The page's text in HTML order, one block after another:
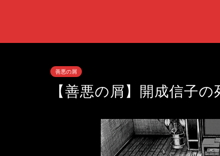
善悪の屑
【善悪の屑】開成信子